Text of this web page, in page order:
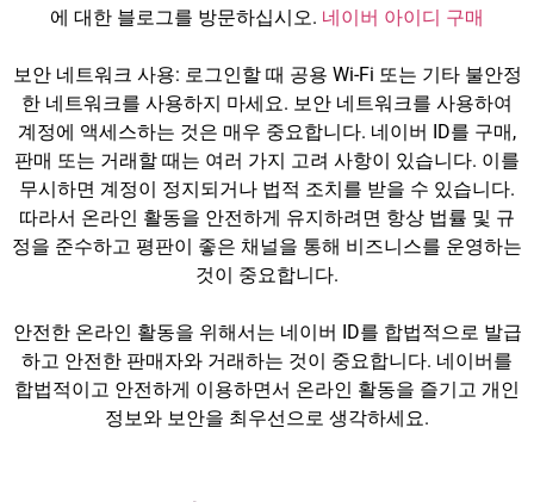
에 대한 블로그를 방문하십시오. 네이버 아이디 구매
보안 네트워크 사용: 로그인할 때 공용 Wi-Fi 또는 기타 불안정
한 네트워크를 사용하지 마세요. 보안 네트워크를 사용하여
계정에 액세스하는 것은 매우 중요합니다. 네이버 ID를 구매,
판매 또는 거래할 때는 여러 가지 고려 사항이 있습니다. 이를
무시하면 계정이 정지되거나 법적 조치를 받을 수 있습니다.
따라서 온라인 활동을 안전하게 유지하려면 항상 법률 및 규
정을 준수하고 평판이 좋은 채널을 통해 비즈니스를 운영하는
것이 중요합니다.
안전한 온라인 활동을 위해서는 네이버 ID를 합법적으로 발급
하고 안전한 판매자와 거래하는 것이 중요합니다. 네이버를
합법적이고 안전하게 이용하면서 온라인 활동을 즐기고 개인
정보와 보안을 최우선으로 생각하세요.